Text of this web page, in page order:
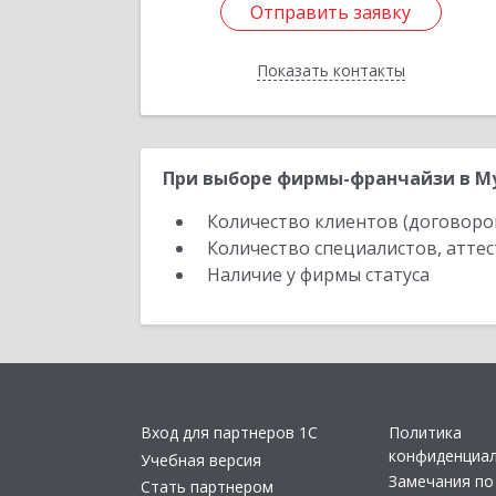
Отправить заявку
Показать контакты
Отправить заявку
Назад
При выборе фирмы-франчайзи в
Количество клиентов
Количество специалистов,
Наличие у фирмы статуса
Вход для партнеров 1С
Учебная версия
Стать партнером
Политика
Замечания по